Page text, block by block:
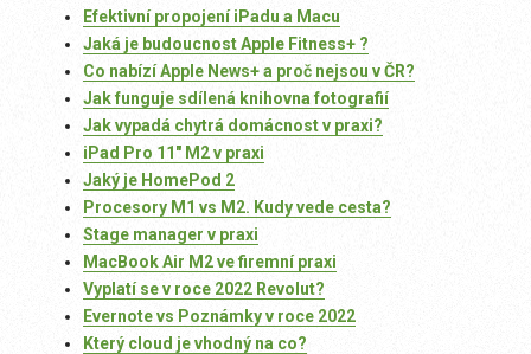
Efektivní propojení iPadu a Macu
Jaká je budoucnost Apple Fitness+ ?
Co nabízí Apple News+ a proč nejsou v ČR?
Jak funguje sdílená knihovna fotografií
Jak vypadá chytrá domácnost v praxi?
iPad Pro 11″ M2 v praxi
Jaký je HomePod 2
Procesory M1 vs M2. Kudy vede cesta?
Stage manager v praxi
MacBook Air M2 ve firemní praxi
Vyplatí se v roce 2022 Revolut?
Evernote vs Poznámky v roce 2022
Který cloud je vhodný na co?